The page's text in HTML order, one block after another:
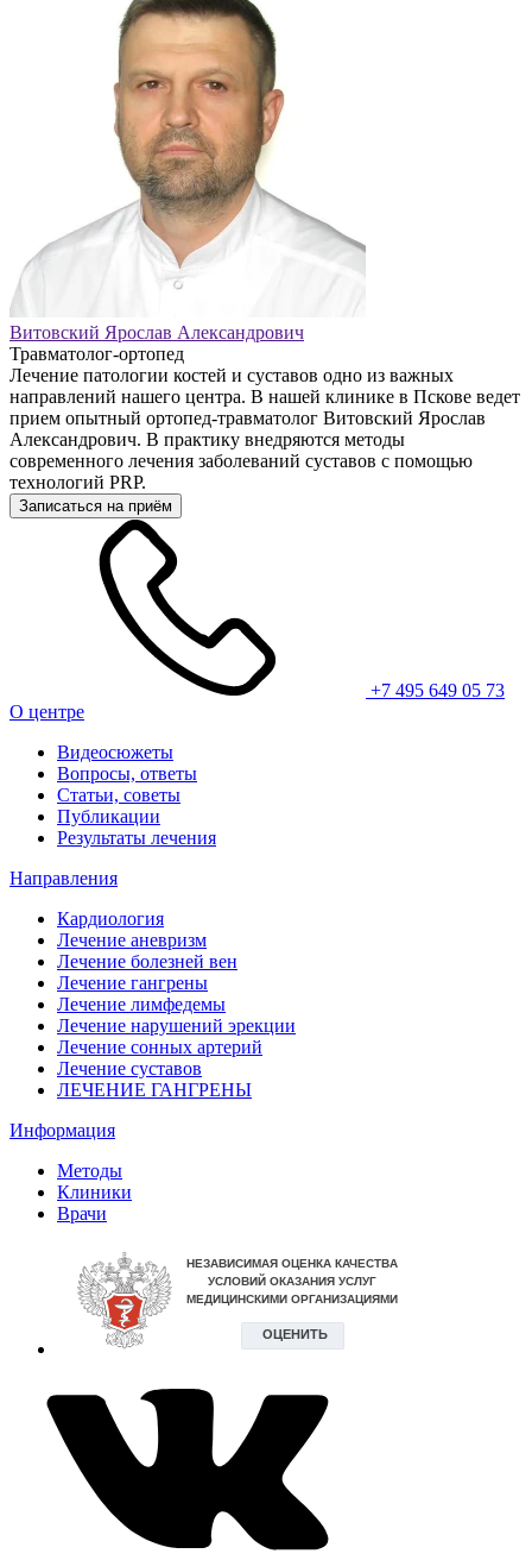
Витовский Ярослав Александрович
Травматолог-ортопед
Лечение патологии костей и суставов одно из важных
направлений нашего центра. В нашей клинике в Пскове ведет
прием опытный ортопед-травматолог Витовский Ярослав
Александрович. В практику внедряются методы
современного лечения заболеваний суставов с помощью
технологий PRP.
Записаться на приём
+7 495 649 05 73
О центре
Видеосюжеты
Вопросы, ответы
Статьи, советы
Публикации
Результаты лечения
Направления
Кардиология
Лечение аневризм
Лечение болезней вен
Лечение гангрены
Лечение лимфедемы
Лечение нарушений эрекции
Лечение сонных артерий
Лечение суставов
ЛЕЧЕНИЕ ГАНГРЕНЫ
Информация
Методы
Клиники
Врачи